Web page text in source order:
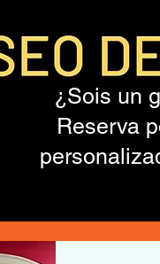
¿Sois un
Reserva